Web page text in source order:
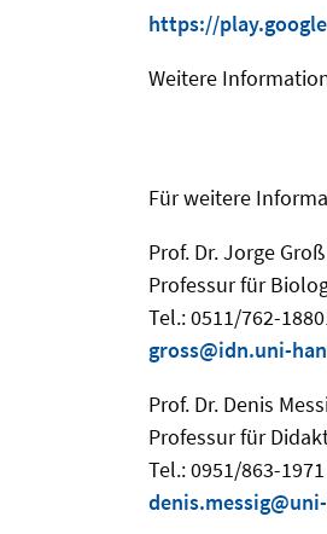
https://
Weitere
Für weitere
Prof. Dr. Jorge Groß
Professur für
Tel.: 0511/762-
gross@idn.uni-
Prof. Dr. Denis
Professur für
Tel.: 0951/863-1971